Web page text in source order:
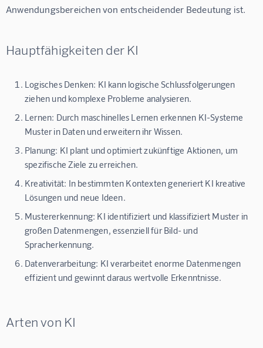
Anwendungsbereichen von entscheidender Bedeutung ist.
Hauptfähigkeiten der KI
Logisches Denken: KI kann logische Schlussfolgerungen
ziehen und komplexe Probleme analysieren.
Lernen: Durch maschinelles Lernen erkennen KI-Systeme
Muster in Daten und erweitern ihr Wissen.
Planung: KI plant und optimiert zukünftige Aktionen, um
spezifische Ziele zu erreichen.
Kreativität: In bestimmten Kontexten generiert KI kreative
Lösungen und neue Ideen.
Mustererkennung: KI identifiziert und klassifiziert Muster in
großen Datenmengen, essenziell für Bild- und
Spracherkennung.
Datenverarbeitung: KI verarbeitet enorme Datenmengen
effizient und gewinnt daraus wertvolle Erkenntnisse.
Arten von KI